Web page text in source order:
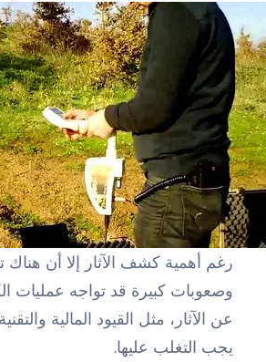
رغم أهمية كشف الآثار إلا أن هناك
وصعوبات كبيرة قد تواجه عمليات
عن الآثار، مثل القيود المالية
يجب التغلب عليها.